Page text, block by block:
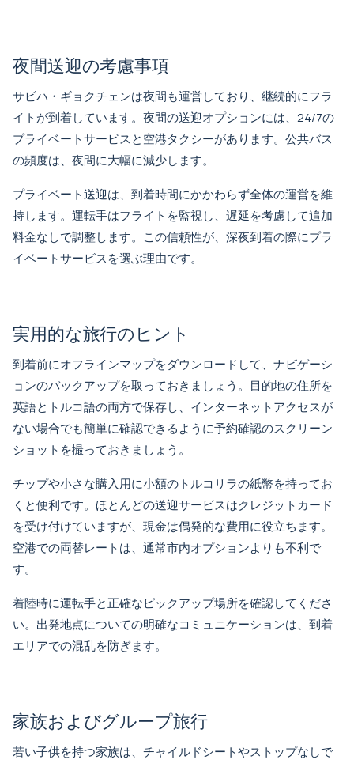
夜間送迎の考慮事項
サビハ・ギョクチェンは夜間も運営しており、継続的にフラ
イトが到着しています。夜間の送迎オプションには、24/7の
プライベートサービスと空港タクシーがあります。公共バス
の頻度は、夜間に大幅に減少します。
プライベート送迎は、到着時間にかかわらず全体の運営を維
持します。運転手はフライトを監視し、遅延を考慮して追加
料金なしで調整します。この信頼性が、深夜到着の際にプラ
イベートサービスを選ぶ理由です。
実用的な旅行のヒント
到着前にオフラインマップをダウンロードして、ナビゲーシ
ョンのバックアップを取っておきましょう。目的地の住所を
英語とトルコ語の両方で保存し、インターネットアクセスが
ない場合でも簡単に確認できるように予約確認のスクリーン
ショットを撮っておきましょう。
チップや小さな購入用に小額のトルコリラの紙幣を持ってお
くと便利です。ほとんどの送迎サービスはクレジットカード
を受け付けていますが、現金は偶発的な費用に役立ちます。
空港での両替レートは、通常市内オプションよりも不利で
す。
着陸時に運転手と正確なピックアップ場所を確認してくださ
い。出発地点についての明確なコミュニケーションは、到着
エリアでの混乱を防ぎます。
家族およびグループ旅行
若い子供を持つ家族は、チャイルドシートやストップなしで